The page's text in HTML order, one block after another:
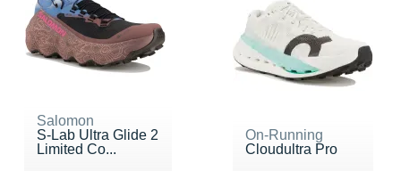
Salomon
S-Lab Ultra Glide 2
Limited Co...
On-Running
Cloudultra Pro